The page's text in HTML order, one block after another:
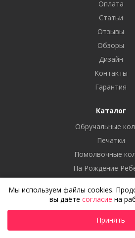
Оплата
Статьи
Отзывы
Обзоры
Дизайн
Контакты
Гарантия
Каталог
Обручальные
Печатки
Помолвочные
На Рождение
Цепочки
Браслеты
Серьги
Мы используем файлы cookies.
вы даёте согласие на
Принять